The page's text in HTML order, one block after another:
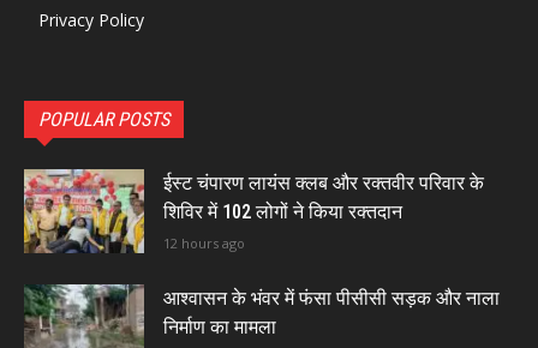
Privacy Policy
POPULAR POSTS
ईस्ट चंपारण लायंस क्लब और रक्तवीर परिवार के
शिविर में 102 लोगों ने किया रक्तदान
12 hours ago
आश्वासन के भंवर में फंसा पीसीसी सड़क और नाला
निर्माण का मामला